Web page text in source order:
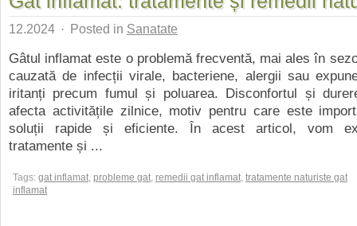
12.2024 · Posted in Sanatate
Gâtul inflamat este o problemă frecventă, mai ales în
cauzată de infecții virale, bacteriene, alergii sau
iritanți precum fumul și poluarea. Disconfortul și
afecta activitățile zilnice, motiv pentru care este
soluții rapide și eficiente. În acest articol, vom
tratamente și ...
Tags: gat inflamat, probleme gat, remedii gat inflamat, tratamente naturiste gat
inflamat